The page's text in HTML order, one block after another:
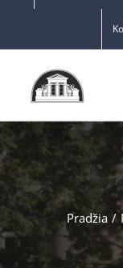
Pradžia /